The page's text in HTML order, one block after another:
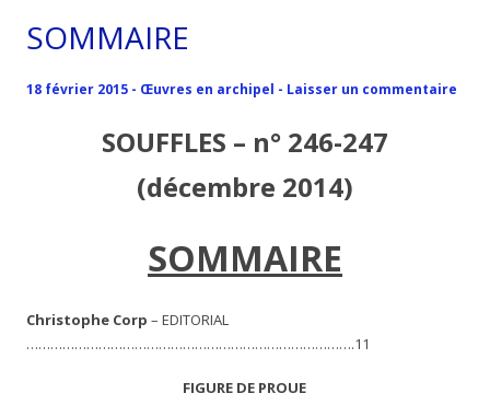
SOMMAIRE
18 février 2015 - Œuvres en archipel - Laisser un commentaire
SOUFFLES – n° 246-247
(décembre 2014)
SOMMAIRE
Christophe Corp – EDITORIAL
……………………………………………………………………….11
FIGURE DE PROUE